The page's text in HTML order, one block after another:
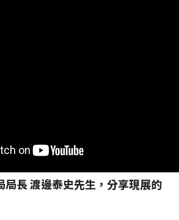
局長 渡邊泰史先生，分享現展的